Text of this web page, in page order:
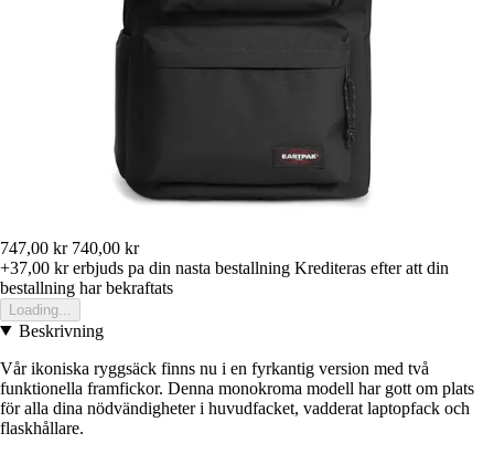
747,00 kr 740,00 kr
+37,00 krerbjuds pa din nasta bestallning Krediteras efter att din
bestallning har bekraftats
Loading...
Beskrivning
Vår ikoniska ryggsäck finns nu i en fyrkantig version med två
funktionella framfickor. Denna monokroma modell har gott om plats
för alla dina nödvändigheter i huvudfacket, vadderat laptopfack och
flaskhållare.